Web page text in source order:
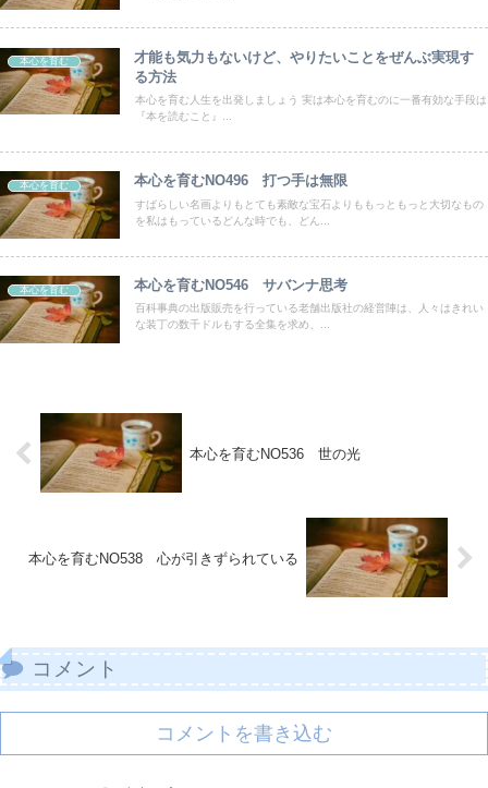
本心を育む
才能も気力もないけど、やりたいことをぜんぶ実現す
る方法
本心を育む人生を出発しましょう 実は本心を育むのに一番有効な手段は
『本を読むこと』...
本心を育む 本心を育むNO496 打つ手は無限
すばらしい名画よりもとても素敵な宝石よりももっともっと大切なもの
を私はもっているどんな時でも、どん...
本心を育む 本心を育むNO546 サバンナ思考
百科事典の出版販売を行っている老舗出版社の経営陣は、人々はきれい
な装丁の数千ドルもする全集を求め、...
本心を育むNO536 世の光
本心を育むNO538 心が引きずられている
コメント
コメントを書き込む